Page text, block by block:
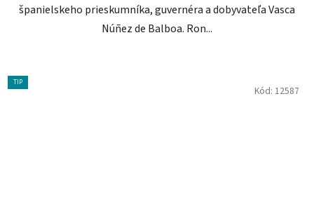
španielskeho prieskumníka, guvernéra a dobyvateľa Vasca
Núñez de Balboa. Ron...
TIP
Kód: 12587